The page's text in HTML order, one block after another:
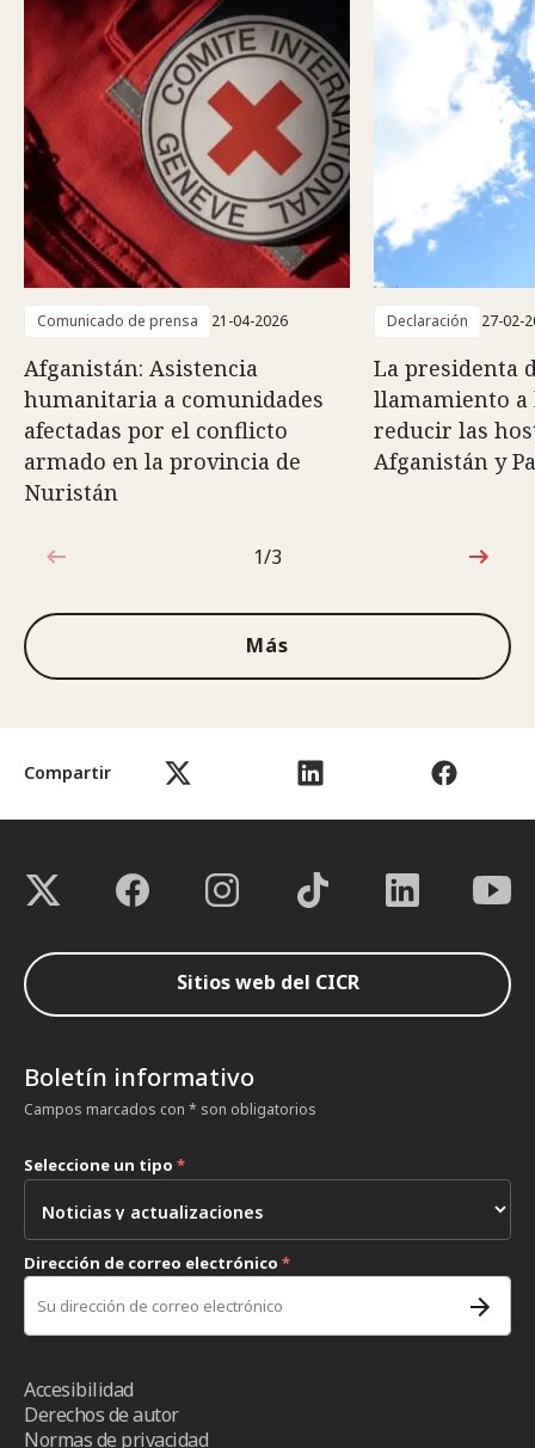
Compartir
Comunicado de prensa 21-04-2026
Afganistán: Asistencia
humanitaria a comunidades
afectadas por el conflicto
armado en la provincia de
Nuristán
Declaración 27-02-
La presidenta
llamamiento
reducir las
Afganistán y
1de3
1/3
Más
Sitios web del CICR
Boletín informativo
Campos marcados con * son obligatorios
Seleccione un tipo *
Dirección de correo electrónico *
Accesibilidad
Derechos de autor
Normas de privacidad